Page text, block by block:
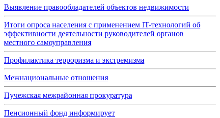
Выявление правообладателей объектов недвижимости
Итоги опроса населения с применением IT-технологий об
эффективности деятельности руководителей органов
местного самоуправления
Профилактика терроризма и экстремизма
Межнациональные отношения
Пучежская межрайонная прокуратура
Пенсионный фонд информирует